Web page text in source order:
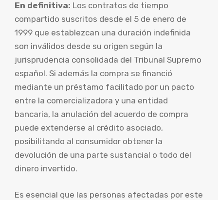
En definitiva: Los contratos de tiempo
compartido suscritos desde el 5 de enero de
1999 que establezcan una duración indefinida
son inválidos desde su origen según la
jurisprudencia consolidada del Tribunal Supremo
español. Si además la compra se financió
mediante un préstamo facilitado por un pacto
entre la comercializadora y una entidad
bancaria, la anulación del acuerdo de compra
puede extenderse al crédito asociado,
posibilitando al consumidor obtener la
devolución de una parte sustancial o todo del
dinero invertido.
Es esencial que las personas afectadas por este